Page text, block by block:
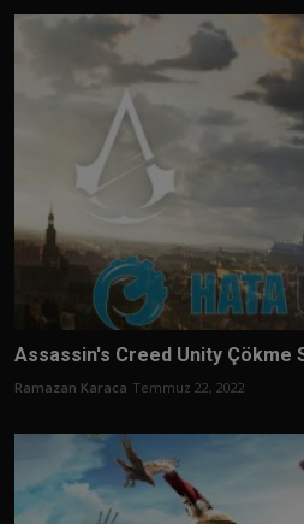
Assassin's Creed Unity Çökme
Ramazan Karaca Temmuz 22, 2022